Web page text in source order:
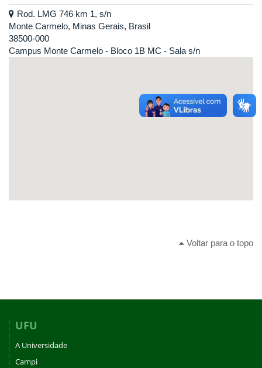
Rod. LMG 746 km 1, s/n
Monte Carmelo, Minas Gerais, Brasil
38500-000
Campus Monte Carmelo - Bloco 1B MC - Sala s/n
Voltar para o topo
UFU
A Universidade
Campi